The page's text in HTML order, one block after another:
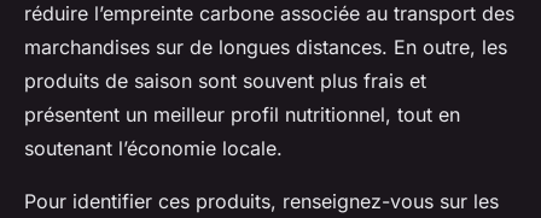
réduire l’empreinte carbone associée au transport des
marchandises sur de longues distances. En outre, les
produits de saison sont souvent plus frais et
présentent un meilleur profil nutritionnel, tout en
soutenant l’économie locale.
Pour identifier ces produits, renseignez-vous sur les